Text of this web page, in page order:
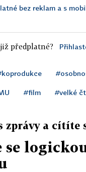
bez reklam a s
předplatné?
#film #velké
zprávy a cítíte
se